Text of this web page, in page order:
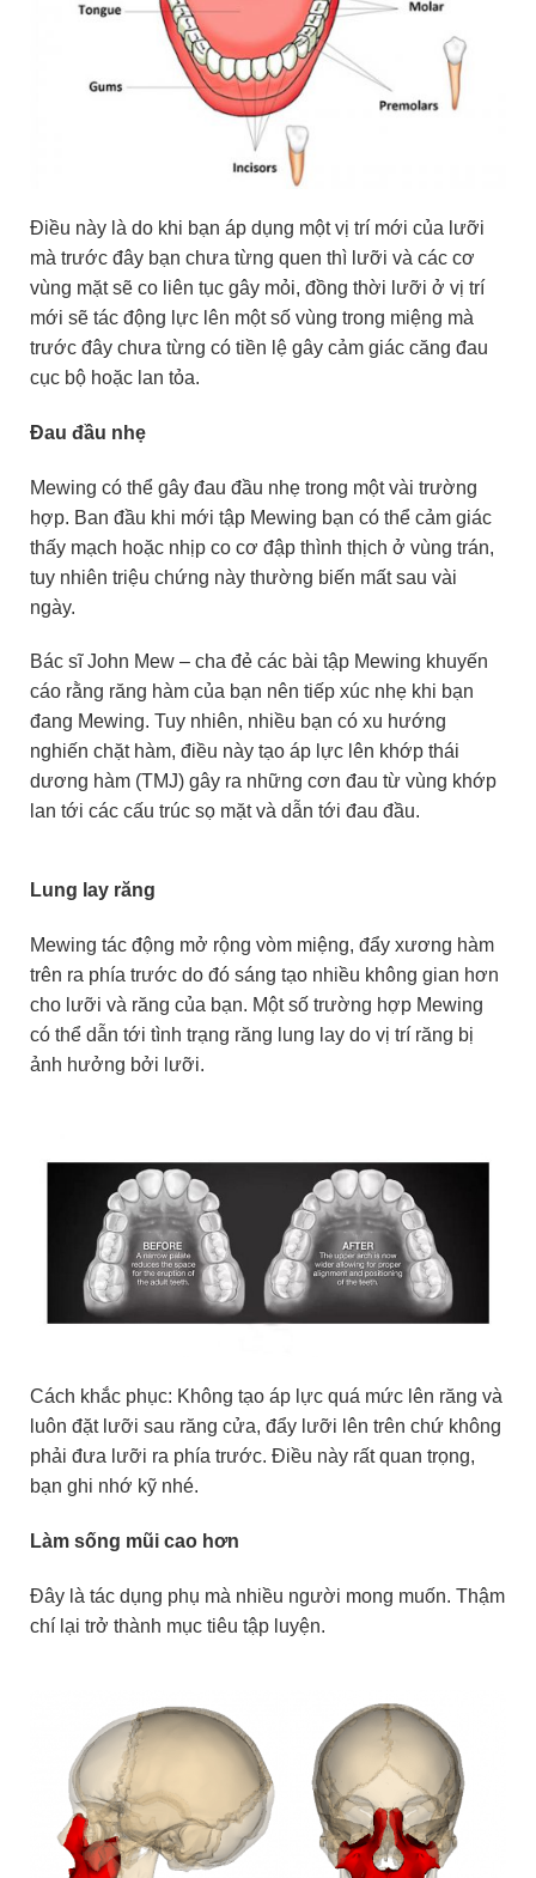
Điều này là do khi bạn áp dụng một vị trí mới của lưỡi
mà trước đây bạn chưa từng quen thì lưỡi và các cơ
vùng mặt sẽ co liên tục gây mỏi, đồng thời lưỡi ở vị trí
mới sẽ tác động lực lên một số vùng trong miệng mà
trước đây chưa từng có tiền lệ gây cảm giác căng đau
cục bộ hoặc lan tỏa.
Đau đầu nhẹ
Mewing có thể gây đau đầu nhẹ trong một vài trường
hợp. Ban đầu khi mới tập Mewing bạn có thể cảm giác
thấy mạch hoặc nhịp co cơ đập thình thịch ở vùng trán,
tuy nhiên triệu chứng này thường biến mất sau vài
ngày.
Bác sĩ John Mew – cha đẻ các bài tập Mewing khuyến
cáo rằng răng hàm của bạn nên tiếp xúc nhẹ khi bạn
đang Mewing. Tuy nhiên, nhiều bạn có xu hướng
nghiến chặt hàm, điều này tạo áp lực lên khớp thái
dương hàm (TMJ) gây ra những cơn đau từ vùng khớp
lan tới các cấu trúc sọ mặt và dẫn tới đau đầu.
Lung lay răng
Mewing tác động mở rộng vòm miệng, đẩy xương hàm
trên ra phía trước do đó sáng tạo nhiều không gian hơn
cho lưỡi và răng của bạn. Một số trường hợp Mewing
có thể dẫn tới tình trạng răng lung lay do vị trí răng bị
ảnh hưởng bởi lưỡi.
Cách khắc phục: Không tạo áp lực quá mức lên răng và
luôn đặt lưỡi sau răng cửa, đẩy lưỡi lên trên chứ không
phải đưa lưỡi ra phía trước. Điều này rất quan trọng,
bạn ghi nhớ kỹ nhé.
Làm sống mũi cao hơn
Đây là tác dụng phụ mà nhiều người mong muốn. Thậm
chí lại trở thành mục tiêu tập luyện.